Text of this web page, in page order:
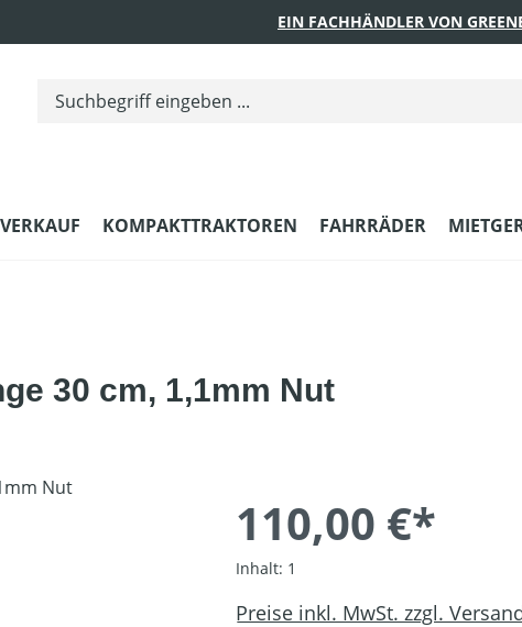
EIN FACHHÄNDLER VON
KOMPAKTTRAKTOREN FAHRRÄDER
30 cm, 1,1mm Nut
110,00 €*
Inhalt: 1
Preise inkl. MwSt. zzgl.